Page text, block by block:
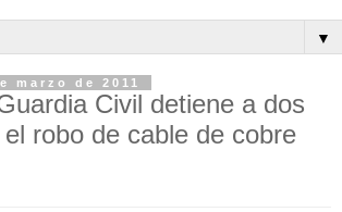
▼
marzo de 2011
Civil detiene a dos
robo de cable de cobre